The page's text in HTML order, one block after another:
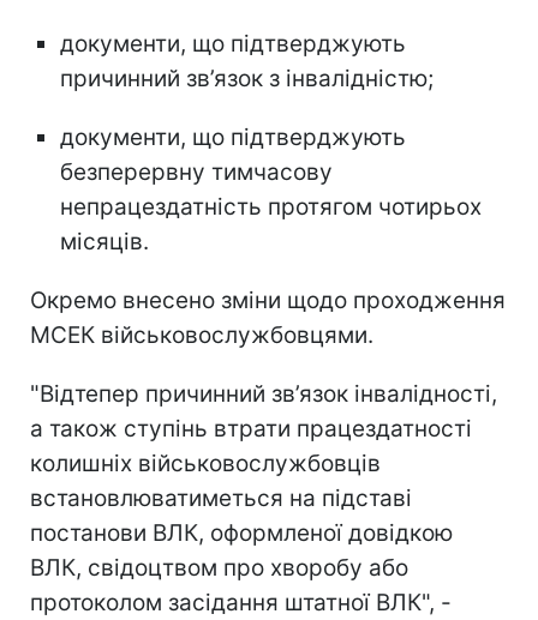
документи, що підтверджують
причинний зв’язок з інвалідністю;
документи, що підтверджують
безперервну тимчасову
непрацездатність протягом чотирьох
місяців.
Окремо внесено зміни щодо проходження
МСЕК військовослужбовцями.
"Відтепер причинний зв’язок інвалідності,
а також ступінь втрати працездатності
колишніх військовослужбовців
встановлюватиметься на підставі
постанови ВЛК, оформленої довідкою
ВЛК, свідоцтвом про хворобу або
протоколом засідання штатної ВЛК", -